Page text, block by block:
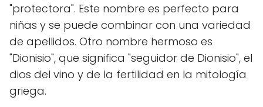
"protectora". Este nombre es perfecto para
niñas y se puede combinar con una variedad
de apellidos. Otro nombre hermoso es
"Dionisio", que significa "seguidor de Dionisio", el
dios del vino y de la fertilidad en la mitología
griega.